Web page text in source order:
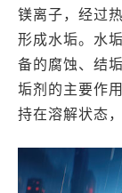
镁离子，经过
形成水垢。水
备的腐蚀、结
垢剂的主要作
持在溶解状态